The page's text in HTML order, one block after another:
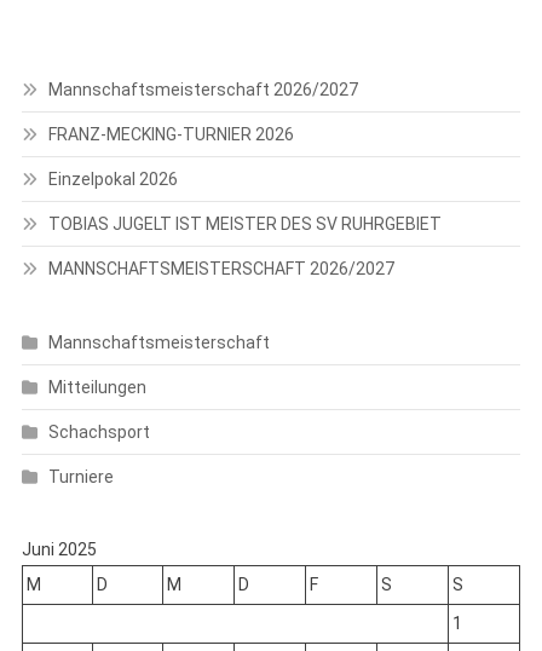
Mannschaftsmeisterschaft 2026/2027
FRANZ-MECKING-TURNIER 2026
Einzelpokal 2026
TOBIAS JUGELT IST MEISTER DES SV RUHRGEBIET
MANNSCHAFTSMEISTERSCHAFT 2026/2027
Mannschaftsmeisterschaft
Mitteilungen
Schachsport
Turniere
Juni 2025
M
D M D F S
S
1